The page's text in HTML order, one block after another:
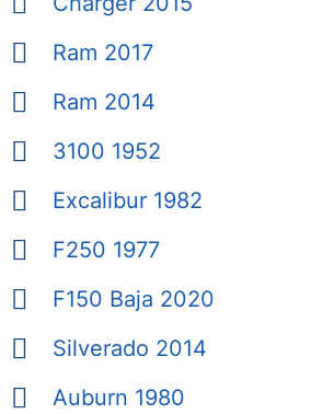
Ram 2017
Ram 2014
3100 1952
Excalibur 1982
F250 1977
F150 Baja 2020
Silverado 2014
Auburn 1980